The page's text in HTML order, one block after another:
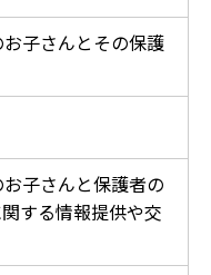
子さんとその保護
子さんと保護者の
する情報提供や交